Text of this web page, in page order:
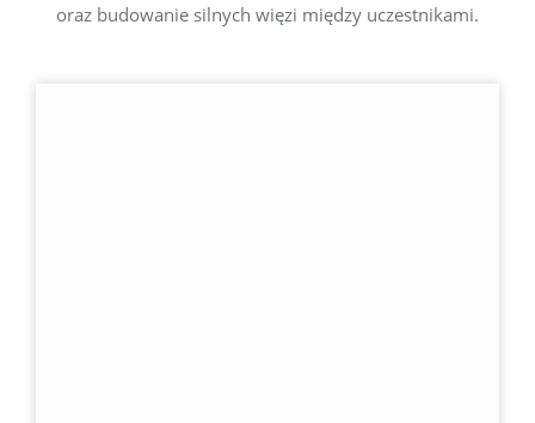
oraz budowanie silnych więzi między uczestnikami.